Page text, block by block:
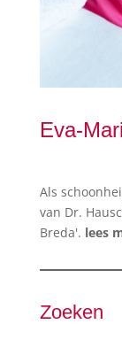
Eva-
Als
van Dr.
Breda'. lees
Zoeken